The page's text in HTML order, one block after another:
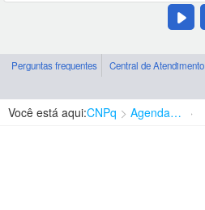
Perguntas frequentes Central de Atendimento
Você está aqui:CNPq Agenda de autoridades